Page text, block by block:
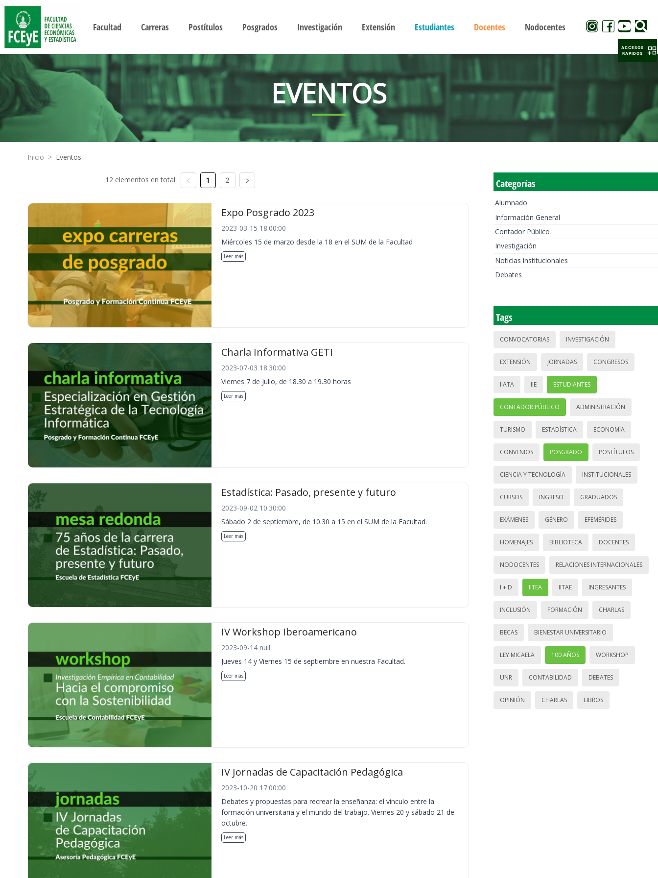
Facultad Carreras Postítulos Posgrados Investigación Extensión Estudiantes Docentes Nodocentes
EVENTOS
Inicio > Eventos
12 elementos en total: 1 2
Expo Posgrado 2023
2023-03-15 18:00:00
Miércoles 15 de marzo desde la 18 en el SUM de la Facultad
Leer más
Charla Informativa GETI
2023-07-03 18:30:00
Viernes 7 de Julio, de 18.30 a 19.30 horas
Leer más
Estadística: Pasado, presente y futuro
2023-09-02 10:30:00
Sábado 2 de septiembre, de 10.30 a 15 en el SUM de la Facultad.
Leer más
IV Workshop Iberoamericano
2023-09-14 null
Jueves 14 y Viernes 15 de septiembre en nuestra Facultad.
Leer más
IV Jornadas de Capacitación Pedagógica
2023-10-20 17:00:00
Debates y propuestas para recrear la enseñanza: el vínculo entre la
formación universitaria y el mundo del trabajo. Viernes 20 y sábado 21 de
octubre.
Leer más
Categorías
Alumnado
Información General
Contador Público
Investigación
Noticias institucionales
Debates
Tags
CONVOCATORIAS INVESTIGACIÓN
EXTENSIÓN JORNADAS CONGRESOS
IIATA IIE ESTUDIANTES
CONTADOR PÚBLICO ADMINISTRACIÓN
TURISMO ESTADÍSTICA ECONOMÍA
CONVENIOS POSGRADO POSTÍTULOS
CIENCIA Y TECNOLOGÍA INSTITUCIONALES
CURSOS INGRESO GRADUADOS
EXÁMENES GÉNERO EFEMÉRIDES
HOMENAJES BIBLIOTECA DOCENTES
NODOCENTES RELACIONES INTERNACIONALES
I + D IITEA IITAE INGRESANTES
INCLUSIÓN FORMACIÓN CHARLAS
BECAS BIENESTAR UNIVERSITARIO
LEY MICAELA 100 AÑOS WORKSHOP
UNR CONTABILIDAD DEBATES
OPINIÓN CHARLAS LIBROS
ACCESOS
RAPIDOS